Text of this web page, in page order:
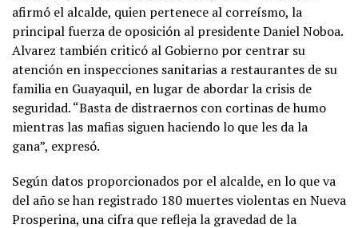
afirmó el alcalde, quien pertenece al correísmo, la
principal fuerza de oposición al presidente Daniel Noboa.
Alvarez también criticó al Gobierno por centrar su
atención en inspecciones sanitarias a restaurantes de su
familia en Guayaquil, en lugar de abordar la crisis de
seguridad. “Basta de distraernos con cortinas de humo
mientras las mafias siguen haciendo lo que les da la
gana”, expresó.
Según datos proporcionados por el alcalde, en lo que va
del año se han registrado 180 muertes violentas en Nueva
Prosperina, una cifra que refleja la gravedad de la